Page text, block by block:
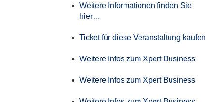
Weitere Informationen finden Sie
hier....
Ticket für diese Veranstaltung kaufen
Weitere Infos zum Xpert Business
Weitere Infos zum Xpert Business